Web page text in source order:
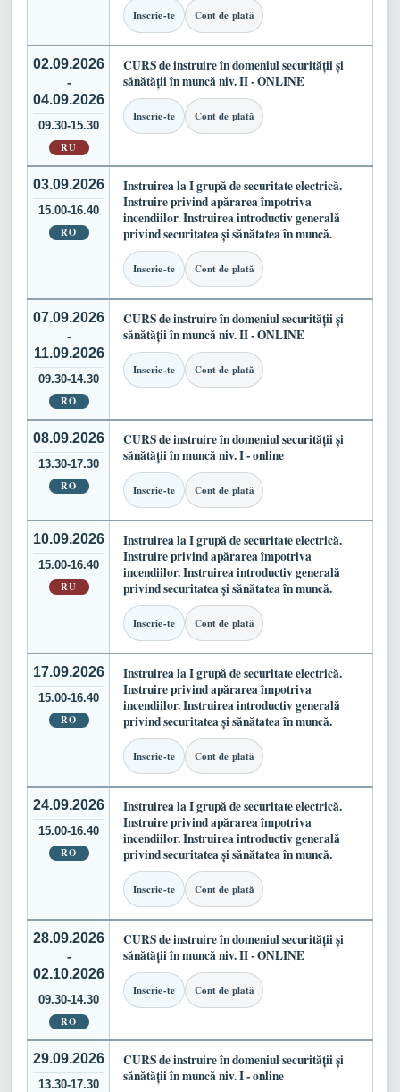
Inscrie-te Cont de plată
02.09.2026
-
04.09.2026
09.30-15.30
RU
CURS de instruire în domeniul securității și
sănătății în muncă niv. II - ONLINE
Inscrie-te Cont de plată
03.09.2026
15.00-16.40
RO
Instruirea la I grupă de securitate electrică.
Instruire privind apărarea împotriva
incendiilor. Instruirea introductiv generală
privind securitatea și sănătatea în muncă.
Inscrie-te Cont de plată
07.09.2026
-
11.09.2026
09.30-14.30
RO
CURS de instruire în domeniul securității și
sănătății în muncă niv. II - ONLINE
Inscrie-te Cont de plată
08.09.2026
13.30-17.30
RO
CURS de instruire în domeniul securității și
sănătății în muncă niv. I - online
Inscrie-te Cont de plată
10.09.2026
15.00-16.40
RU
Instruirea la I grupă de securitate electrică.
Instruire privind apărarea împotriva
incendiilor. Instruirea introductiv generală
privind securitatea și sănătatea în muncă.
Inscrie-te Cont de plată
17.09.2026
15.00-16.40
RO
Instruirea la I grupă de securitate electrică.
Instruire privind apărarea împotriva
incendiilor. Instruirea introductiv generală
privind securitatea și sănătatea în muncă.
Inscrie-te Cont de plată
24.09.2026
15.00-16.40
RO
Instruirea la I grupă de securitate electrică.
Instruire privind apărarea împotriva
incendiilor. Instruirea introductiv generală
privind securitatea și sănătatea în muncă.
Inscrie-te Cont de plată
28.09.2026
-
02.10.2026
09.30-14.30
RO
CURS de instruire în domeniul securității și
sănătății în muncă niv. II - ONLINE
Inscrie-te Cont de plată
29.09.2026
13.30-17.30
CURS de instruire în domeniul securității și
sănătății în muncă niv. I - online